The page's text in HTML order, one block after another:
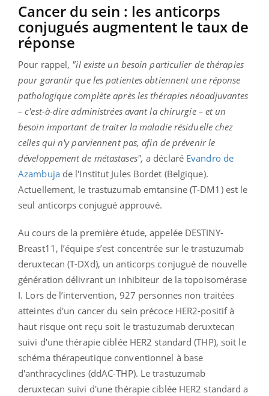
Cancer du sein : les anticorps
conjugués augmentent le taux de
réponse
Pour rappel, "il existe un besoin particulier de thérapies
pour garantir que les patientes obtiennent une réponse
pathologique complète après les thérapies néoadjuvantes
– c'est-à-dire administrées avant la chirurgie – et un
besoin important de traiter la maladie résiduelle chez
celles qui n'y parviennent pas, afin de prévenir le
développement de métastases", a déclaré Evandro de
Azambujade l'Institut Jules Bordet (Belgique).
Actuellement, le trastuzumab emtansine (T-DM1) est le
seul anticorps conjugué approuvé.
Au cours de la première étude, appelée DESTINY-
Breast11, l’équipe s’est concentrée sur le trastuzumab
deruxtecan (T-DXd), un anticorps conjugué de nouvelle
génération délivrant un inhibiteur de la topoisomérase
I. Lors de l’intervention, 927 personnes non traitées
atteintes d'un cancer du sein précoce HER2-positif à
haut risque ont reçu soit le trastuzumab deruxtecan
suivi d'une thérapie ciblée HER2 standard (THP), soit le
schéma thérapeutique conventionnel à base
d'anthracyclines (ddAC-THP). Le trastuzumab
deruxtecan suivi d'une thérapie ciblée HER2 standard a